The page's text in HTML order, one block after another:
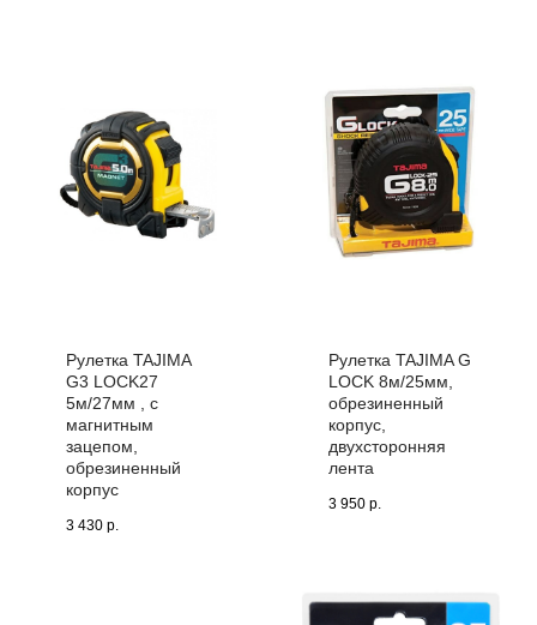
Рулетка TAJIMA
G3 LOCK27
5м/27мм , с
магнитным
зацепом,
обрезиненный
корпус
3 430 р.
Рулетка TAJIMA G
LOCK 8м/25мм,
обрезиненный
корпус,
двухсторонняя
лента
3 950 р.